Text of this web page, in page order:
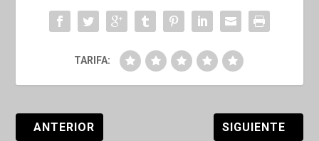
TARIFA:
ANTERIOR SIGUIENTE